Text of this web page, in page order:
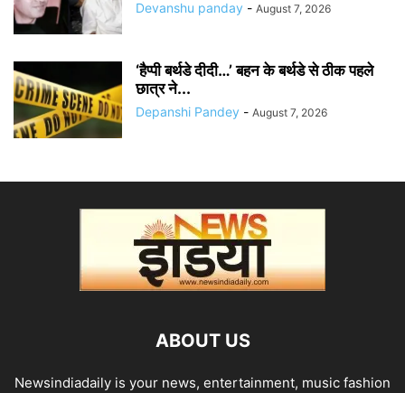
Devanshu panday - August 7, 2026
‘हैप्पी बर्थडे दीदी…’ बहन के बर्थडे से ठीक पहले
छात्र ने...
Depanshi Pandey - August 7, 2026
ABOUT US
Newsindiadaily is your news, entertainment, music fashion